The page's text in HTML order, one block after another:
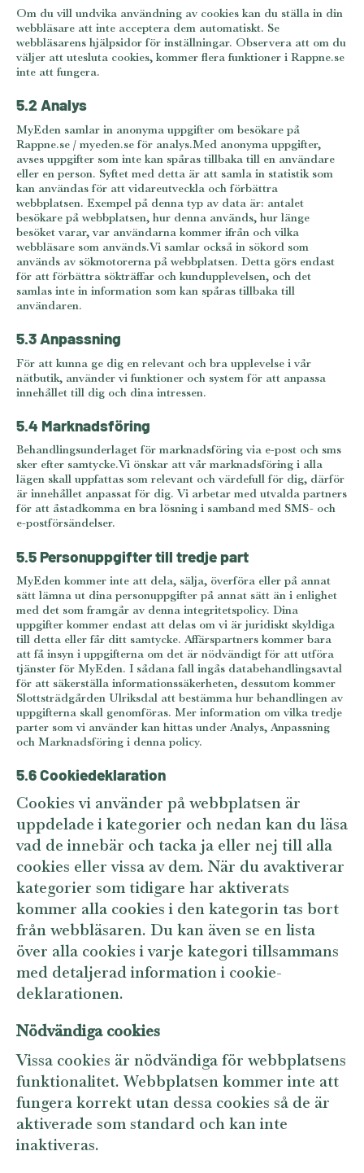
Om du vill undvika användning av cookies kan du ställa in din
webbläsare att inte acceptera dem automatiskt. Se
webbläsarens hjälpsidor för inställningar. Observera att om du
väljer att utesluta cookies, kommer flera funktioner i Rappne.se
inte att fungera.
5.2 Analys
MyEden samlar in anonyma uppgifter om besökare på
Rappne.se / myeden.se för analys.Med anonyma uppgifter,
avses uppgifter som inte kan spåras tillbaka till en användare
eller en person. Syftet med detta är att samla in statistik som
kan användas för att vidareutveckla och förbättra
webbplatsen. Exempel på denna typ av data är: antalet
besökare på webbplatsen, hur denna används, hur länge
besöket varar, var användarna kommer ifrån och vilka
webbläsare som används.Vi samlar också in sökord som
används av sökmotorerna på webbplatsen. Detta görs endast
för att förbättra sökträffar och kundupplevelsen, och det
samlas inte in information som kan spåras tillbaka till
användaren.
5.3 Anpassning
För att kunna ge dig en relevant och bra upplevelse i vår
nätbutik, använder vi funktioner och system för att anpassa
innehållet till dig och dina intressen.
5.4 Marknadsföring
Behandlingsunderlaget för marknadsföring via e-post och sms
sker efter samtycke.Vi önskar att vår marknadsföring i alla
lägen skall uppfattas som relevant och värdefull för dig, därför
är innehållet anpassat för dig. Vi arbetar med utvalda partners
för att åstadkomma en bra lösning i samband med SMS- och
e-postförsändelser.
5.5 Personuppgifter till tredje part
MyEden kommer inte att dela, sälja, överföra eller på annat
sätt lämna ut dina personuppgifter på annat sätt än i enlighet
med det som framgår av denna integritetspolicy. Dina
uppgifter kommer endast att delas om vi är juridiskt skyldiga
till detta eller får ditt samtycke. Affärspartners kommer bara
att få insyn i uppgifterna om det är nödvändigt för att utföra
tjänster för MyEden. I sådana fall ingås databehandlingsavtal
för att säkerställa informationssäkerheten, dessutom kommer
Slottsträdgården Ulriksdal att bestämma hur behandlingen av
uppgifterna skall genomföras. Mer information om vilka tredje
parter som vi använder kan hittas under Analys, Anpassning
och Marknadsföring i denna policy.
5.6 Cookiedeklaration
Cookies vi använder på webbplatsen är
uppdelade i kategorier och nedan kan du läsa
vad de innebär och tacka ja eller nej till alla
cookies eller vissa av dem. När du avaktiverar
kategorier som tidigare har aktiverats
kommer alla cookies i den kategorin tas bort
från webbläsaren. Du kan även se en lista
över alla cookies i varje kategori tillsammans
med detaljerad information i cookie-
deklarationen.
Nödvändiga cookies
Vissa cookies är nödvändiga för webbplatsens
funktionalitet. Webbplatsen kommer inte att
fungera korrekt utan dessa cookies så de är
aktiverade som standard och kan inte
inaktiveras.